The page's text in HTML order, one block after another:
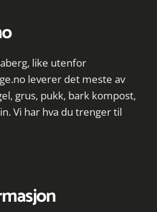
like utenfor
leverer det meste av
grus, pukk, bark kompost,
Vi har hva du trenger til